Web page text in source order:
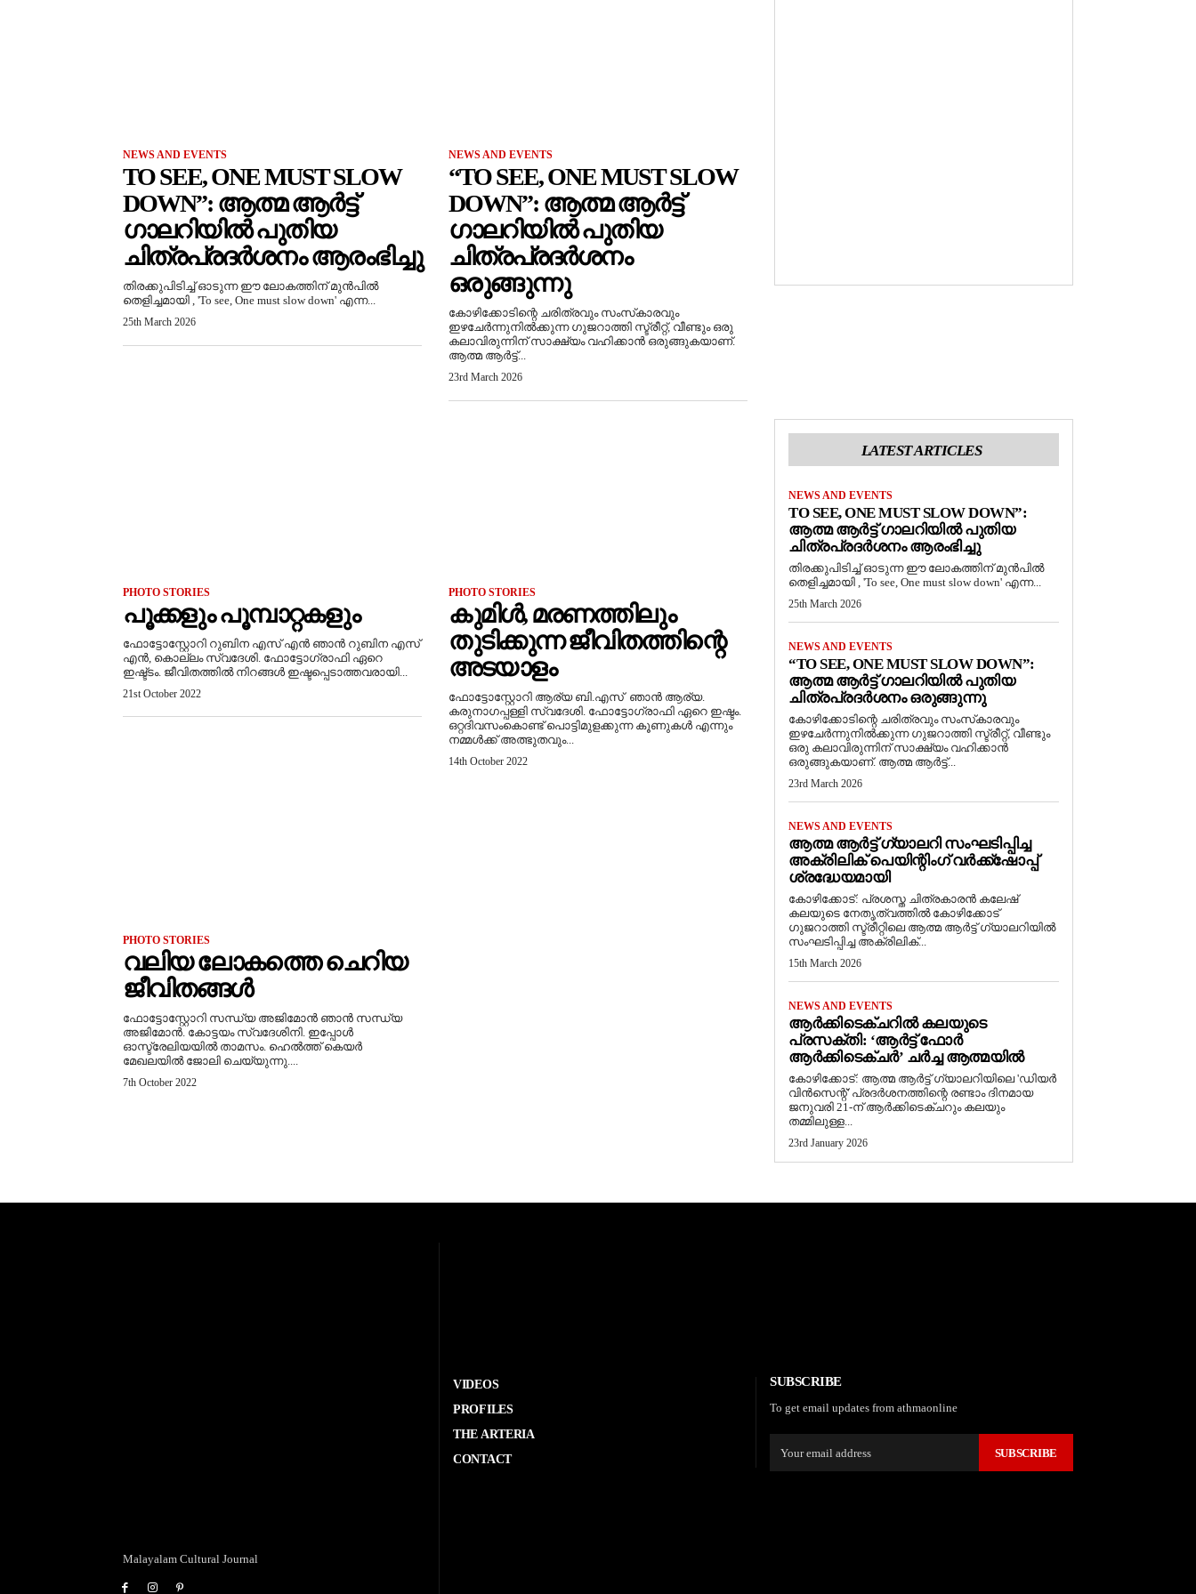
NEWS AND EVENTS
TO SEE, ONE MUST SLOW
DOWN”: ആത്മ ആർട്ട്
ഗാലറിയിൽ പുതിയ
ചിത്രപ്രദർശനം ആരംഭിച്ചു
തിരക്കുപിടിച്ച് ഓടുന്ന ഈ ലോകത്തിന് മുൻപിൽ
തെളിച്ചമായി , 'To see, One must slow down' എന്ന...
25th March 2026
NEWS AND EVENTS
“TO SEE, ONE MUST SLOW
DOWN”: ആത്മ ആർട്ട്
ഗാലറിയിൽ പുതിയ
ചിത്രപ്രദർശനം
ഒരുങ്ങുന്നു
കോഴിക്കോടിന്റെ ചരിത്രവും സംസ്‌കാരവും
ഇഴചേർന്നുനിൽക്കുന്ന ഗുജറാത്തി സ്ട്രീറ്റ്, വീണ്ടും ഒരു
കലാവിരുന്നിന് സാക്ഷ്യം വഹിക്കാൻ ഒരുങ്ങുകയാണ്.
ആത്മ ആർട്ട്...
23rd March 2026
PHOTO STORIES
പൂക്കളും പൂമ്പാറ്റകളും
ഫോട്ടോസ്റ്റോറി റുബിന എസ് എൻ ഞാൻ റുബിന എസ്
എൻ, കൊല്ലം സ്വദേശി. ഫോട്ടോഗ്രാഫി ഏറെ
ഇഷ്ട്ടം. ജീവിതത്തിൽ നിറങ്ങൾ ഇഷ്ടപ്പെടാത്തവരായി...
21st October 2022
PHOTO STORIES
കുമിൾ, മരണത്തിലും
തുടിക്കുന്ന ജീവിതത്തിന്റെ
അടയാളം
ഫോട്ടോസ്റ്റോറി ആര്യ ബി.എസ് ഞാൻ ആര്യ.
കരുനാഗപ്പള്ളി സ്വദേശി. ഫോട്ടോഗ്രാഫി ഏറെ ഇഷ്ടം.
ഒറ്റദിവസംകൊണ്ട് പൊട്ടിമുളക്കുന്ന കൂണുകൾ എന്നും
നമ്മൾക്ക് അത്ഭുതവും...
14th October 2022
PHOTO STORIES
വലിയ ലോകത്തെ ചെറിയ
ജീവിതങ്ങള്‍
ഫോട്ടോസ്റ്റോറി സന്ധ്യ അജിമോന്‍ ഞാന്‍ സന്ധ്യ
അജിമോന്‍. കോട്ടയം സ്വദേശിനി. ഇപ്പോൾ
ഓസ്ട്രേലിയയില്‍ താമസം. ഹെല്‍ത്ത് കെയര്‍
മേഖലയില്‍ ജോലി ചെയ്യുന്നു....
7th October 2022
LATEST ARTICLES
NEWS AND EVENTS
TO SEE, ONE MUST SLOW DOWN”:
ആത്മ ആർട്ട് ഗാലറിയിൽ പുതിയ
ചിത്രപ്രദർശനം ആരംഭിച്ചു
തിരക്കുപിടിച്ച് ഓടുന്ന ഈ ലോകത്തിന് മുൻപിൽ
തെളിച്ചമായി , 'To see, One must slow down' എന്ന...
25th March 2026
NEWS AND EVENTS
“TO SEE, ONE MUST SLOW DOWN”:
ആത്മ ആർട്ട് ഗാലറിയിൽ പുതിയ
ചിത്രപ്രദർശനം ഒരുങ്ങുന്നു
കോഴിക്കോടിന്റെ ചരിത്രവും സംസ്‌കാരവും
ഇഴചേർന്നുനിൽക്കുന്ന ഗുജറാത്തി സ്ട്രീറ്റ്, വീണ്ടും
ഒരു കലാവിരുന്നിന് സാക്ഷ്യം വഹിക്കാൻ
ഒരുങ്ങുകയാണ്. ആത്മ ആർട്ട്...
23rd March 2026
NEWS AND EVENTS
ആത്മ ആർട്ട് ഗ്യാലറി സംഘടിപ്പിച്ച
അക്രിലിക് പെയിന്റിംഗ് വർക്ക്‌ഷോപ്പ്
ശ്രദ്ധേയമായി
കോഴിക്കോട്: പ്രശസ്ത ചിത്രകാരൻ കലേഷ്
കലയുടെ നേതൃത്വത്തിൽ കോഴിക്കോട്
ഗുജറാത്തി സ്ട്രീറ്റിലെ ആത്മ ആർട്ട് ഗ്യാലറിയിൽ
സംഘടിപ്പിച്ച അക്രിലിക്...
15th March 2026
NEWS AND EVENTS
ആർക്കിടെക്ചറിൽ കലയുടെ
പ്രസക്തി: ‘ആർട്ട് ഫോർ
ആർക്കിടെക്ചർ’ ചർച്ച ആത്മയിൽ
​കോഴിക്കോട്: ആത്മ ആർട്ട് ഗ്യാലറിയിലെ 'ഡിയർ
വിൻസെന്റ്' പ്രദർശനത്തിന്റെ രണ്ടാം ദിനമായ
ജനുവരി 21-ന് ആർക്കിടെക്ചറും കലയും
തമ്മിലുള്ള...
23rd January 2026
Malayalam Cultural Journal
VIDEOS
PROFILES
THE ARTERIA
CONTACT
SUBSCRIBE
To get email updates from athmaonline
SUBSCRIBE